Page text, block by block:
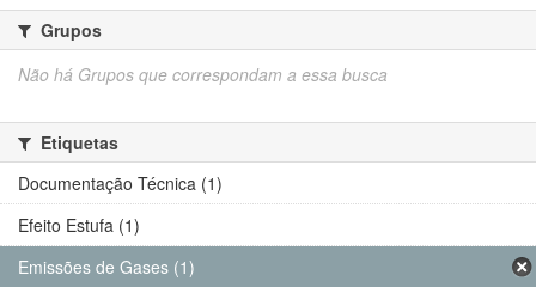
Grupos
Não há Grupos que correspondam a essa busca
Etiquetas
Documentação Técnica (1)
Efeito Estufa (1)
Emissões de Gases (1)